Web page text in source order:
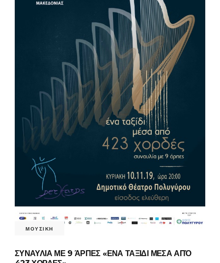
ΜΟΥΣΙΚΗ
ΣΥΝΑΥΛΙΑ ΜΕ 9 ΆΡΠΕΣ «ΕΝΑ ΤΑΞΙΔΙ ΜΕΣΑ ΑΠΌ